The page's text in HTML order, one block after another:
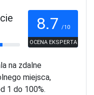
8.7 /10
OCENA EKSPERTA
na zdalne
miejsca,
1 do 100%.